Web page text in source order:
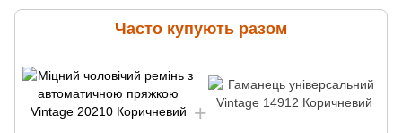
Часто купують разом